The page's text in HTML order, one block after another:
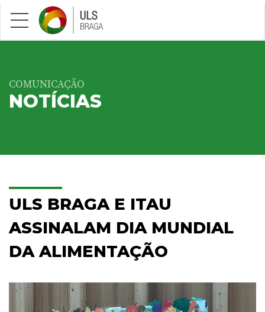
Saltar para conteúdo principal
COMUNICAÇÃO
NOTÍCIAS
ULS BRAGA E ITAU
ASSINALAM DIA MUNDIAL
DA ALIMENTAÇÃO